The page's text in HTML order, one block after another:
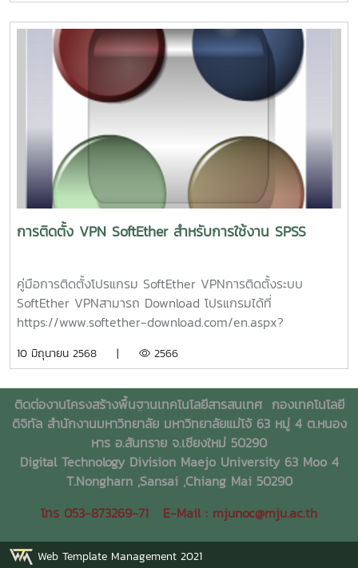
ข้อมูล มีความปลอดภัยนั้น ก็มีอยู่หลายกลไกด้วยกัน ซึ่งวิธีเข้า
รหัสข้อมูล (encryption) จะทำกันที่เลเยอร์ 2 คือ Data Link
Layer แต่ปัจจุบัน มีการเข้ารหัสใน IP Layer โดยมักใช้เทคโนโลยี
IPSec (IP Security)ปกติแล้ว VPN ถูกนำมาใช้กับองค์กรขนาด
ใหญ่ ที่มีสาขาอยู่ตามที่ต่างๆ และต้องการ ต่อเชื่อมเข้าหากัน โดย
หรือคนที่เกี่ยวข้องด้วย เช่น ลูกค้า, ซัพพลายเออร์ เป็นต้น
นอกจากนี้แล้ว กลไกในการสร้างโครงข่าย VPN อีกประเภทหนึ่ง
คือ MPLS (Multiprotocal Label Switch) เป็นวิธีในการส่งแพ็ก
เก็ต โดยการใส่ label ที่ส่วนหัว ของข้อความ และค่อยเข้ารหัส
ข้อมูล จากนั้น จึงส่งไปยังจุดหมายปลายทาง เมื่อถึงปลายทาง ก็
จะถอดรหัสที่ส่วนหัวออก วิธีการนี้ ช่วยให้ผู้วางระบบเครือข่าย
ได้ประโยชน์ที่ได้รับจาก VPN ประโยชน์ของ การติดตั้งเครือข่าย
แบบ VPN จะช่วยองค์กร ประหยัดค่าใช้จ่าย เพราะไม่ว่าผู้ใช้
องค์กร จะอยู่ที่ใดในโลก ก็สามารถเข้าถึง เครือข่าย VPN ของ
ลด ค่าใช้จ่าย ในการติดต่อสื่อสาร และสามารถ ลดค่าใช้จ่ายใน
สามารถ ให้ความคล่องตัว ในการเปลี่ยนแปลง เช่น การขยาย
เครือข่าย ในอนาคต นอกจากนี้แล้ว ในแง่ของ ผู้ให้บริการ
อินเทอร์เน็ต การออกบริการ VPN ก็เป็นอีกทางเลือกหนึ่ง ที่ช่วย
ให้ ลูกค้าของไอเอสพี ประหยัดค่าใช้จ่าย และสะดวกสบายมากขึ้น
ระบบปฏิบัติการ Windowsคู่มือการติดตั้งระบบ VPN บน
Windows 10คู่มือการติดตั้งระบบ VPN บน Windows 11คู่มือ
การติดตั้งระบบ VPN บน macOSคู่มือการติดตั้งระบบ VPN บน
การติดตั้ง VPN SoftEther สำหรับการใช้งาน SPSS
คู่มือการติดตั้งโปรแกรม SoftEther VPNการติดตั้งระบบ
SoftEther VPNสามารถ Download โปรแกรมได้ที่
https://www.softether-download.com/en.aspx?
VPN ClientSelect Platform เลือก Windowsทำการ
9807, rtm)เมื่อทำการ Download โปรแกรมเสร็จแล้ว ดับเบิล
คลิกโปรแกรมเพื่อติดตั้ง3. ติดตั้งโปรแกรม กด Next4. ทำการ
ติดตั้ง SoftEther VPN Client แล้วกด Next5. ยอมรับการติด
ตั้งโปรแกรมเลือก I agree to the End User License
Agreement. แล้วกด Next6. กด Next7. เลือกตำแหน่งการติด
ตั้งโปรแกรม กด Next8. กด Next9. โปรแกรมทำการติดตั้ง
เสร็จแล้ว กด Finish10.เข้าโปรแกรม SoftEther VPN Client
VPN กด OK จะทำการสร้าง VPN Client Adapter – VPN
10 มิถุนายน 2568 | 2566
ติดต่องานโครงสร้างพื้นฐานเทคโนโลยีสารสนเทศ กองเทคโนโลยี
ดิจิทัล สำนักงานมหาวิทยาลัย มหาวิทยาลัยแม่โจ้ 63 หมู่ 4 ต.หนอง
หาร อ.สันทราย จ.เชียงใหม่ 50290
Digital Technology Division Maejo University 63 Moo 4
T.Nongharn ,Sansai ,Chiang Mai 50290
โทร 053-873269-71 E-Mail : mjunoc@mju.ac.th
Web Template Management 2021